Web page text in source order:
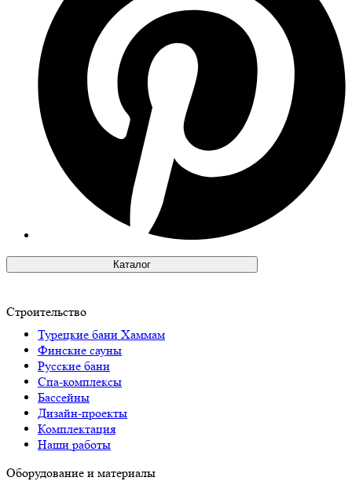
Каталог
Строительство
Турецкие бани Хаммам
Финские сауны
Русские бани
Спа-комплексы
Бассейны
Дизайн-проекты
Комплектация
Наши работы
Оборудование и материалы